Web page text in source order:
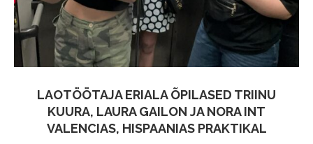
LAOTÖÖTAJA ERIALA ÕPILASED TRIINU
KUURA, LAURA GAILON JA NORA INT
VALENCIAS, HISPAANIAS PRAKTIKAL